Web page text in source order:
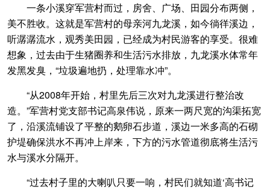
一条小溪穿军营村而过，房舍、广场、田园分布两侧，
美不胜收。这就是军营村的母亲河九龙溪，如今徜徉溪边，
听潺潺流水，观秀美田园，已经成为村民游客的享受。很难
想象，过去由于生猪圈养和生活污水排放，九龙溪水体常年
发黑发臭，“垃圾遍地扔，处理靠水冲”。
“从2008年开始，村里先后三次对九龙溪进行整治改
造。”军营村党支部书记高泉伟说，原来一两尺宽的沟渠拓宽
了，沿溪流铺设了平整的鹅卵石步道，溪边一米多高的石砌
护堤确保洪水不再冲上岸来，下方的污水管道彻底将生活污
水与溪水分隔开。
“过去村子里的大喇叭只要一响，村民们就知道‘高书记